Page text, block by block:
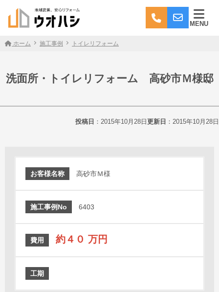
MENU
ホーム 施工事例 トイレリフォーム
洗面所・トイレリフォーム 高砂市Ｍ様邸
投稿日 ：2015年10月28日 更新日 ：2015年10月28日
お客様名称 高砂市Ｍ様
施工事例No 6403
費用 約４０ 万円
工期